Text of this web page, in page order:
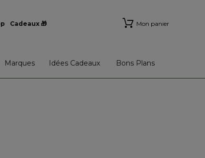
Cadeaux 🎁 Mon panier
Marques Idées Cadeaux Bons Plans